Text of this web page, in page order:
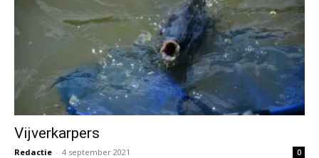
Vijverkarpers
Redactie - 4 september 2021 0